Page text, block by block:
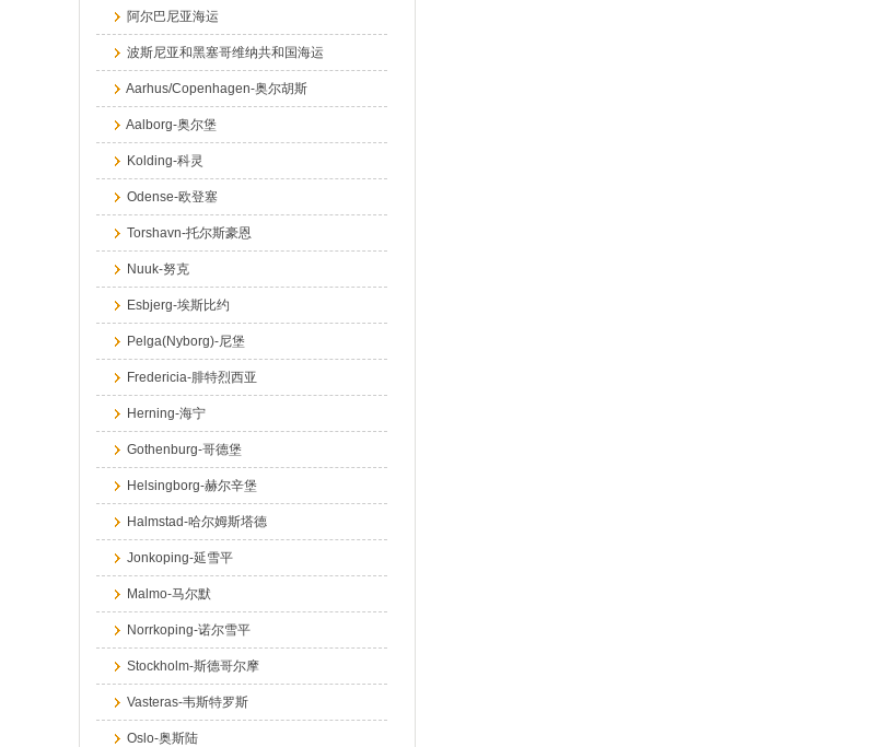
阿尔巴尼亚海运
波斯尼亚和黑塞哥维纳共和国海运
Aarhus/Copenhagen-奥尔胡斯
Aalborg-奥尔堡
Kolding-科灵
Odense-欧登塞
Torshavn-托尔斯豪恩
Nuuk-努克
Esbjerg-埃斯比约
Pelga(Nyborg)-尼堡
Fredericia-腓特烈西亚
Herning-海宁
Gothenburg-哥德堡
Helsingborg-赫尔辛堡
Halmstad-哈尔姆斯塔德
Jonkoping-延雪平
Malmo-马尔默
Norrkoping-诺尔雪平
Stockholm-斯德哥尔摩
Vasteras-韦斯特罗斯
Oslo-奥斯陆